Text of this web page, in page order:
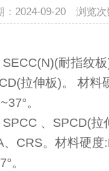
：2024-09-20 浏览次
耐指纹板)
拉伸板)。 材料
。
、SPCD(拉
CRS。材料硬度
。